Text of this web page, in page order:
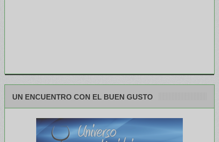
UN ENCUENTRO CON EL BUEN GUSTO